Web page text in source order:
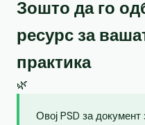
Зошто да го
ресурс за
практика
🌿
Овој PSD за